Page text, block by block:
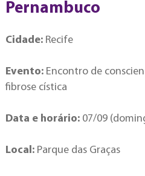
Pernambuco
Cidade: Recife
Evento: Encontro de
fibrose cística
Data e horário: 07/09
Local: Parque das Graças